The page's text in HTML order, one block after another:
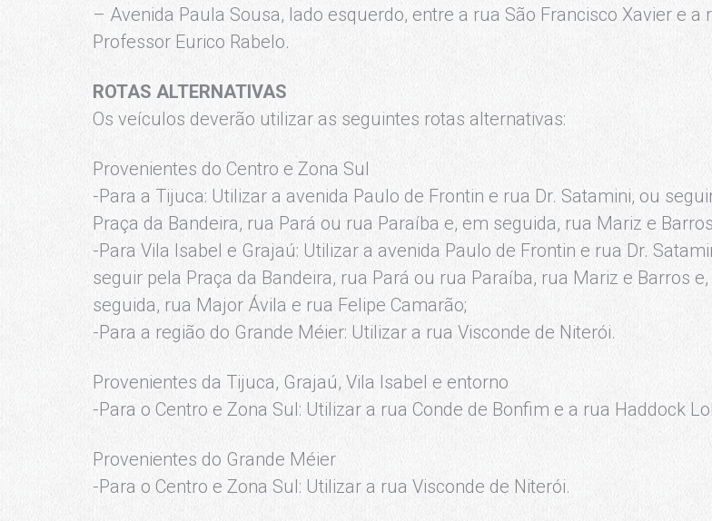
– Avenida Paula Sousa, lado esquerdo, entre a rua São Francisco Xavier e a
Professor Eurico Rabelo.
ROTAS ALTERNATIVAS
Os veículos deverão utilizar as seguintes rotas alternativas:
Provenientes do Centro e Zona Sul
-Para a Tijuca: Utilizar a avenida Paulo de Frontin e rua Dr. Satamini, ou
Praça da Bandeira, rua Pará ou rua Paraíba e, em seguida, rua Mariz e
-Para Vila Isabel e Grajaú: Utilizar a avenida Paulo de Frontin e rua Dr.
seguir pela Praça da Bandeira, rua Pará ou rua Paraíba, rua Mariz e Barros
seguida, rua Major Ávila e rua Felipe Camarão;
-Para a região do Grande Méier: Utilizar a rua Visconde de Niterói.
Provenientes da Tijuca, Grajaú, Vila Isabel e entorno
-Para o Centro e Zona Sul: Utilizar a rua Conde de Bonfim e a rua Haddock
Provenientes do Grande Méier
-Para o Centro e Zona Sul: Utilizar a rua Visconde de Niterói.